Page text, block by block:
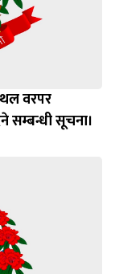
वरपर
सम्बन्धी सूचना।